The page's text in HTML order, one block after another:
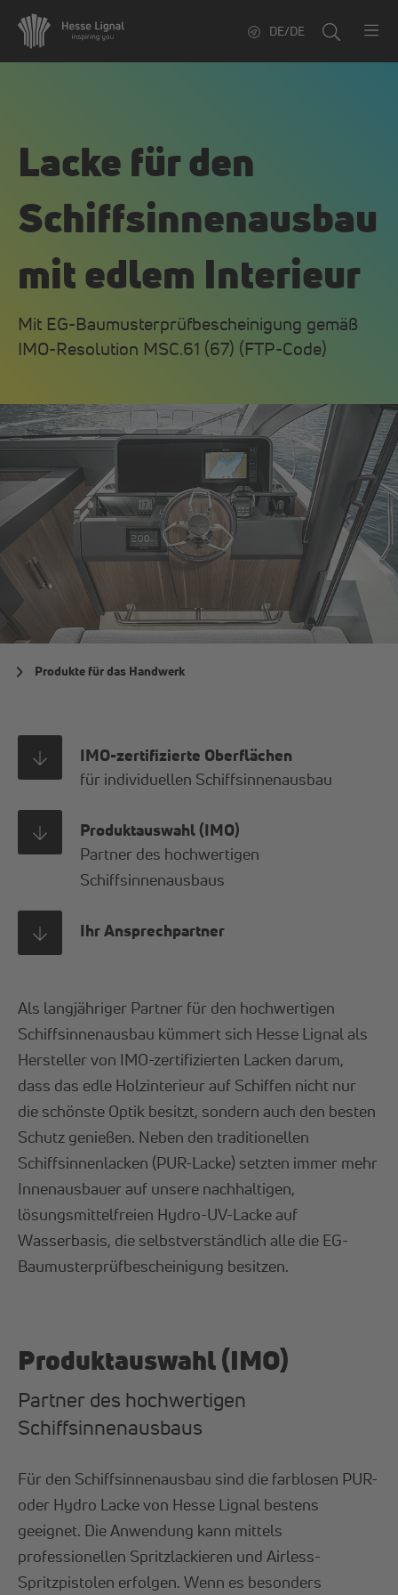
DE/DE
La­cke für den
Schiffsin­nen­aus­bau
mit ed­lem In­te­ri­eur
Mit EG-Baumusterprüfbescheinigung gemäß
IMO-Resolution MSC.61 (67) (FTP-Code)
Produkte für das Handwerk
IMO-zertifizierte Oberflächen
für individuellen Schiffsinnenausbau
Produktauswahl (IMO)
Partner des hochwertigen
Schiffsinnenausbaus
Ihr Ansprechpartner
Als langjähriger Partner für den hochwertigen
Schiffsinnenausbau kümmert sich Hesse Lignal als
Hersteller von IMO-zertifizierten Lacken darum,
dass das edle Holzinterieur auf Schiffen nicht nur
die schönste Optik besitzt, sondern auch den besten
Schutz genießen. Neben den traditionellen
Schiffsinnenlacken (PUR-Lacke) setzten immer mehr
Innenausbauer auf unsere nachhaltigen,
lösungsmittelfreien Hydro-UV-Lacke auf
Wasserbasis, die selbstverständlich alle die EG-
Baumusterprüfbescheinigung besitzen.
Produktauswahl (IMO)
Partner des hochwertigen
Schiffsinnenausbaus
Für den Schiffsinnenausbau sind die farblosen PUR-
oder Hydro Lacke von Hesse Lignal bestens
geeignet. Die Anwendung kann mittels
professionellen Spritzlackieren und Airless-
Spritzpistolen erfolgen. Wenn es besonders